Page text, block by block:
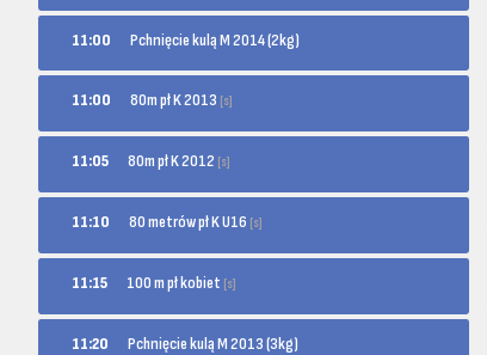
11:00 Pchnięcie kulą M 2014 (2kg)
11:00 80m pł K 2013 [s]
11:05 80m pł K 2012 [s]
11:10 80 metrów pł K U16 [s]
11:15 100 m pł kobiet [s]
11:20 Pchnięcie kulą M 2013 (3kg)